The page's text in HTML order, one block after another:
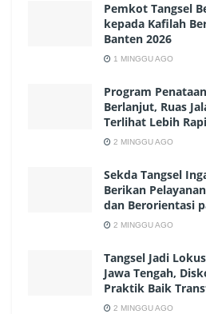
Pemkot Tangsel
kepada Kafilah
Banten 2026
1 MINGGU AGO
Program
Berlanjut, Ruas
Terlihat Lebih Rapi
2 MINGGU AGO
Sekda Tangsel
Berikan
dan Berorientasi
2 MINGGU AGO
Tangsel Jadi
Jawa Tengah,
Praktik Baik
2 MINGGU AGO